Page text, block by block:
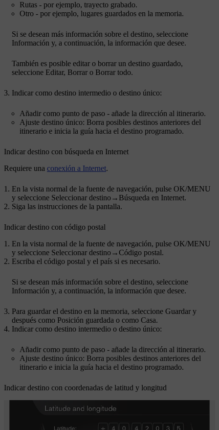
Rutas - por ejemplo, trayecto grabado.
Otro - por ejemplo, lugares guardados en la memoria.
Si se desean más información sobre el destino, seleccione
Información y, a continuación, la información que desee.
También es posible editar o borrar un destino guardado,
seleccione Editar, Borrar o Borrar todo.
Indicar como destino intermedio o destino único:
Añadir como punto de paso - añade la dirección al itinerario.
Ajuste destino único: Borra posibles destinos anteriores del
itinerario e inicia la guía hacia el destino programado.
Indicar destino con búsqueda en Internet
Requiere una conexión a Internet.
En la vista normal de la fuente de navegación, pulse OK/MENU
y seleccione Seleccionar destino→ Búsqueda en Internet.
Siga las instrucciones de la pantalla.
Indicar destino con código postal
En la vista normal de la fuente de navegación, pulse OK/MENU
y seleccione Seleccionar destino→Código postal.
Escriba el código postal y el país si es necesario.
Si se desean más información sobre el destino, seleccione
Información y, a continuación, la información que desee.
Para guardar el destino en la memoria, seleccione Guardar y
después como Posición guardada o como Casa.
Indicar como destino intermedio o destino único:
Añadir como punto de paso - añade la dirección al itinerario.
Ajuste destino único: Borra posibles destinos anteriores del
itinerario e inicia la guía hacia el destino programado.
Indicar destino con coordenadas de latitud y longitud